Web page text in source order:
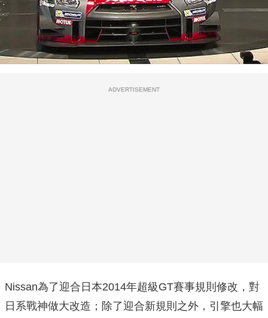
ADVERTISEMENT
Nissan為了迎合日本2014年超級GT賽事規則修改，對
日系戰神做大改造；除了迎合新規則之外，引擎也大幅